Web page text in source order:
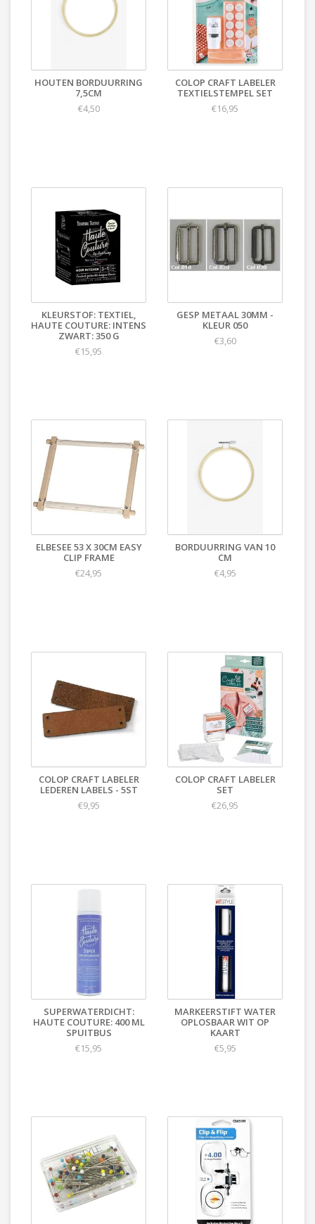
HOUTEN BORDUURRING
7,5CM
€4,50
COLOP CRAFT LABELER
TEXTIELSTEMPEL SET
€16,95
KLEURSTOF: TEXTIEL,
HAUTE COUTURE: INTENS
ZWART: 350 G
€15,95
GESP METAAL 30MM -
KLEUR 050
€3,60
ELBESEE 53 X 30CM EASY
CLIP FRAME
€24,95
BORDUURRING VAN 10
CM
€4,95
COLOP CRAFT LABELER
LEDEREN LABELS - 5ST
€9,95
COLOP CRAFT LABELER
SET
€26,95
SUPERWATERDICHT:
HAUTE COUTURE: 400 ML
SPUITBUS
€15,95
MARKEERSTIFT WATER
OPLOSBAAR WIT OP
KAART
€5,95